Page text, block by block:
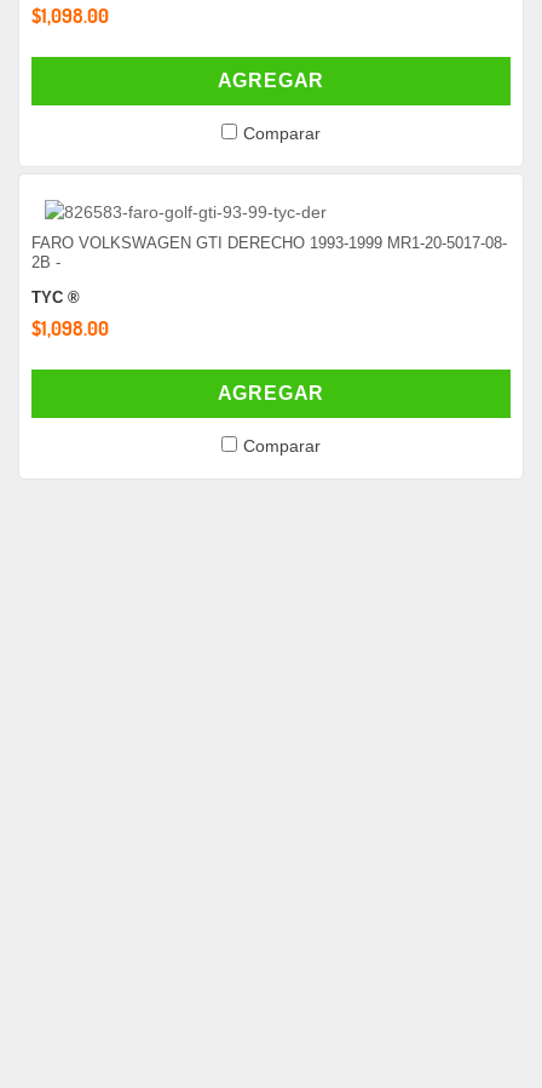
$1,098.00
AGREGAR
Comparar
FARO VOLKSWAGEN GTI DERECHO 1993-1999 MR1-20-5017-08-
2B -
TYC ®
$1,098.00
AGREGAR
Comparar